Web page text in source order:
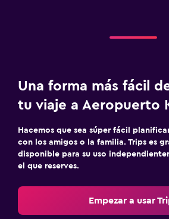
Una forma más fácil
tu viaje a Aeropuerto
Hacemos que sea súper fácil
con los amigos o la familia. Trips es
disponible para su uso
el que reserves.
Empezar a usar